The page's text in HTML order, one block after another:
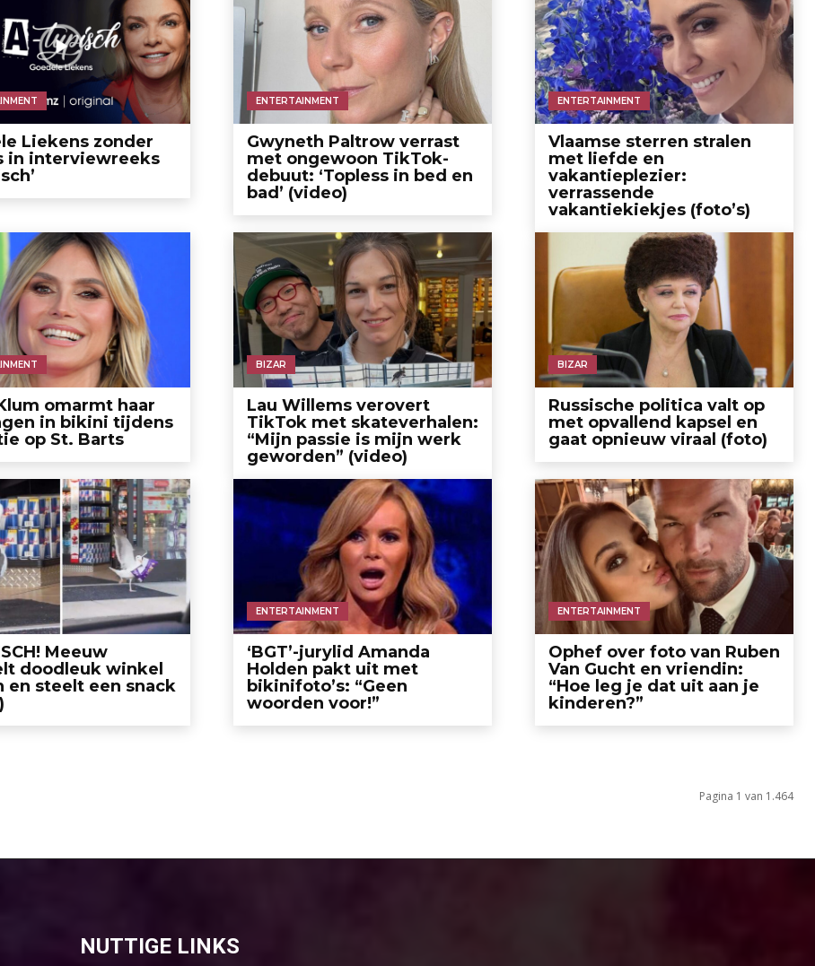
Liekens zonder
in interviewreeks
ENTERTAINMENT
Gwyneth Paltrow verrast
met ongewoon TikTok-
debuut: ‘Topless in bed en
bad’ (video)
ENTERTAINMENT
Vlaamse sterren stralen
met liefde en
vakantieplezier:
verrassende
vakantiekiekjes (foto’s)
omarmt haar
in bikini tijdens
op St. Barts
BIZAR
Lau Willems verovert
TikTok met skateverhalen:
“Mijn passie is mijn werk
geworden” (video)
BIZAR
Russische politica valt op
met opvallend kapsel en
gaat opnieuw viraal (foto)
Meeuw
doodleuk winkel
en steelt een snack
ENTERTAINMENT
‘BGT’-jurylid Amanda
Holden pakt uit met
bikinifoto’s: “Geen
woorden voor!”
ENTERTAINMENT
Ophef over foto van Ruben
Van Gucht en vriendin:
“Hoe leg je dat uit aan je
kinderen?”
Pagina 1 van 1.464
NUTTIGE LINKS